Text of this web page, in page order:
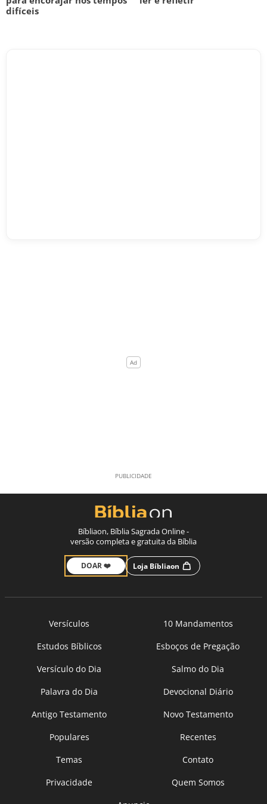
difíceis
Bíbliaon, Bíblia Sagrada Online -
versão completa e gratuita da Bíblia
DOAR ❤️ Loja Bíbliaon
Versículos
10 Mandamentos
Estudos Bíblicos
Esboços de Pregação
Versículo do Dia
Salmo do Dia
Palavra do Dia
Devocional Diário
Antigo Testamento
Novo Testamento
Populares
Recentes
Temas
Contato
Privacidade
Quem Somos